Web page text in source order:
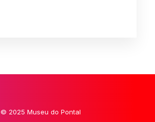
© 2025 Museu do Pontal